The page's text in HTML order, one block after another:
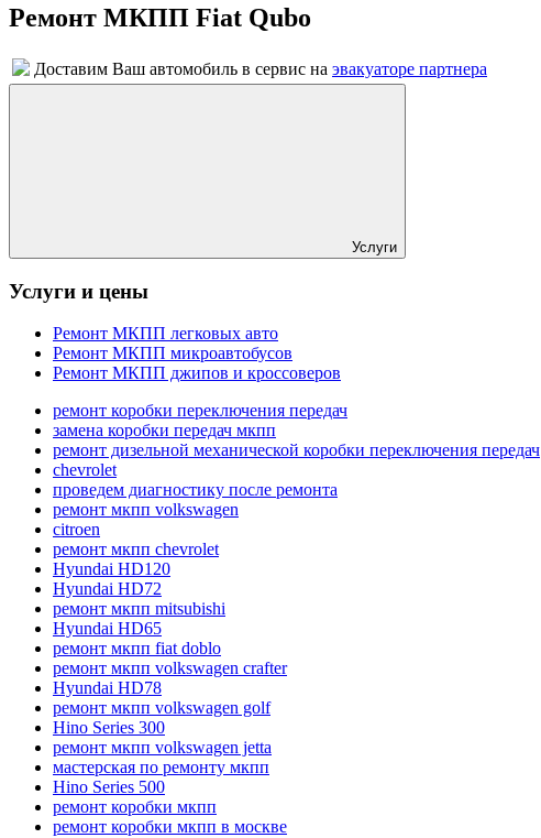
Ремонт МКПП Fiat Qubo
Доставим Ваш автомобиль в сервис на эвакуаторе партнера
Услуги
Услуги и цены
Ремонт МКПП легковых авто
Ремонт МКПП микроавтобусов
Ремонт МКПП джипов и кроссоверов
ремонт коробки переключения передач
замена коробки передач мкпп
ремонт дизельной механической коробки переключения передач
chevrolet
проведем диагностику после ремонта
ремонт мкпп volkswagen
citroen
ремонт мкпп chevrolet
Hyundai HD120
Hyundai HD72
ремонт мкпп mitsubishi
Hyundai HD65
ремонт мкпп fiat doblo
ремонт мкпп volkswagen crafter
Hyundai HD78
ремонт мкпп volkswagen golf
Hino Series 300
ремонт мкпп volkswagen jetta
мастерская по ремонту мкпп
Hino Series 500
ремонт коробки мкпп
ремонт коробки мкпп в москве